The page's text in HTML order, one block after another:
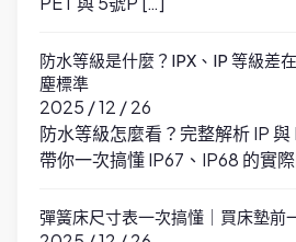
防水等級是什麼？IPX、IP 等級差
塵標準
2025 / 12 / 26
防水等級怎麼看？完整解析 IP 與
帶你一次搞懂 IP67、IP68 的實
彈簧床尺寸表一次搞懂｜買床墊前